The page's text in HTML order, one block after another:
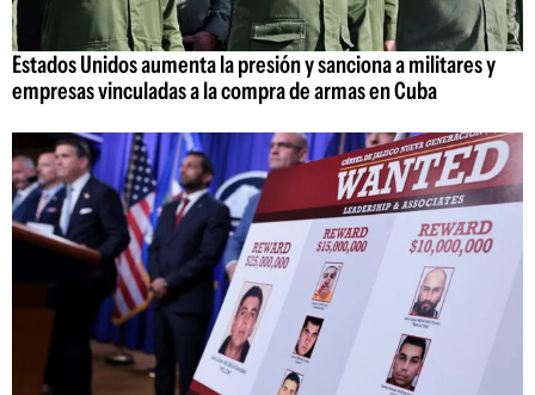
Estados Unidos aumenta la presión y sanciona a militares y
empresas vinculadas a la compra de armas en Cuba